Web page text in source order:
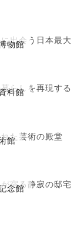
物館
出会う日本最大
料館
らしを再現する
館
た芸術の殿堂
念館
宿る静寂の邸宅